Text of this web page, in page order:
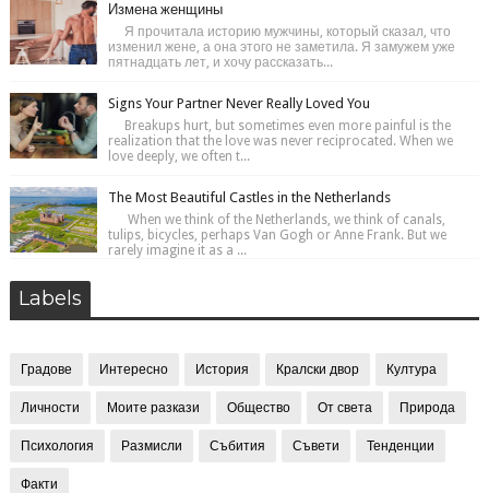
Измена женщины
Я прочитала историю мужчины, который сказал, что
изменил жене, а она этого не заметила. Я замужем уже
пятнадцать лет, и хочу рассказать...
Signs Your Partner Never Really Loved You
Breakups hurt, but sometimes even more painful is the
realization that the love was never reciprocated. When we
love deeply, we often t...
The Most Beautiful Castles in the Netherlands
When we think of the Netherlands, we think of canals,
tulips, bicycles, perhaps Van Gogh or Anne Frank. But we
rarely imagine it as a ...
Labels
Градове Интересно История Кралски двор Култура
Личности Моите разкази Общество От света Природа
Психология Размисли Събития Съвети Тенденции
Факти